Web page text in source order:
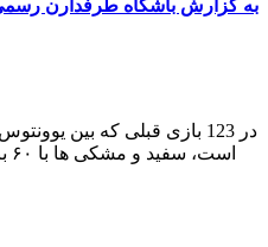
به گزارش باشگاه طرفدارن
در 123 بازی قبلی که بین